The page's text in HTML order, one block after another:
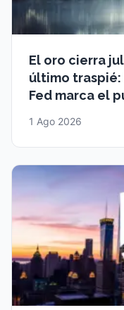
El oro cierra
último
Fed marca el
1 Ago 2026